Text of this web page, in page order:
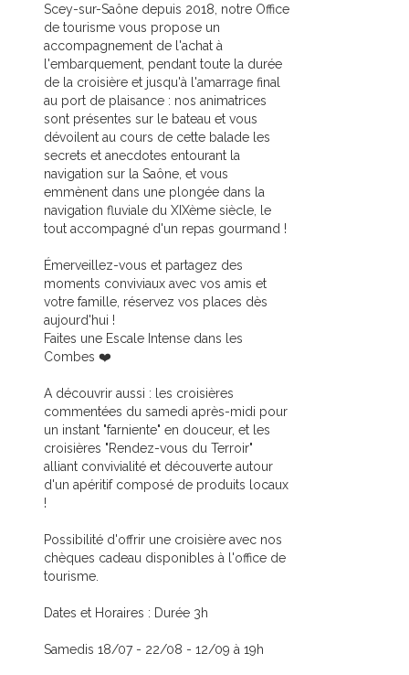
Scey-sur-Saône depuis 2018, notre Office
de tourisme vous propose un
accompagnement de l'achat à
l'embarquement, pendant toute la durée
de la croisière et jusqu'à l'amarrage final
au port de plaisance : nos animatrices
sont présentes sur le bateau et vous
dévoilent au cours de cette balade les
secrets et anecdotes entourant la
navigation sur la Saône, et vous
emmènent dans une plongée dans la
navigation fluviale du XIXème siècle, le
tout accompagné d'un repas gourmand !
Émerveillez-vous et partagez des
moments conviviaux avec vos amis et
votre famille, réservez vos places dès
aujourd'hui !
Faites une Escale Intense dans les
Combes ❤️
A découvrir aussi : les croisières
commentées du samedi après-midi pour
un instant "farniente" en douceur, et les
croisières "Rendez-vous du Terroir"
alliant convivialité et découverte autour
d'un apéritif composé de produits locaux
!
Possibilité d'offrir une croisière avec nos
chèques cadeau disponibles à l'office de
tourisme.
Dates et Horaires : Durée 3h
Samedis 18/07 - 22/08 - 12/09 à 19h